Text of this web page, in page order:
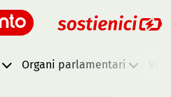
Organi parlamentari